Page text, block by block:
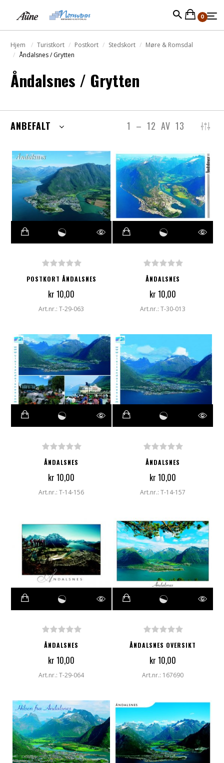
0
Hjem Turistkort Postkort Stedskort
Møre & Romsdal
Åndalsnes / Grytten
Åndalsnes / Grytten
1 – 12 AV 13
ANBEFALT
POSTKORT ÅNDALSNES
kr 10,00
Art.nr.: T-29-063
ÅNDALSNES
kr 10,00
Art.nr.: T-30-013
ÅNDALSNES
kr 10,00
Art.nr.: T-14-156
ÅNDALSNES
kr 10,00
Art.nr.: T-14-157
ÅNDALSNES
kr 10,00
Art.nr.: T-29-064
ÅNDALSNES OVERSIKT
kr 10,00
Art.nr.: 167690